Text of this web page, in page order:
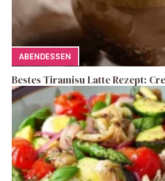
ABENDESSEN
Bestes Tiramisu Latte Rezept: